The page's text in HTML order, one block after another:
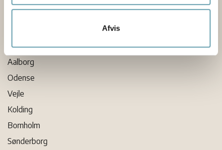
Afvis
København
Aalborg
Odense
Vejle
Kolding
Bornholm
Sønderborg